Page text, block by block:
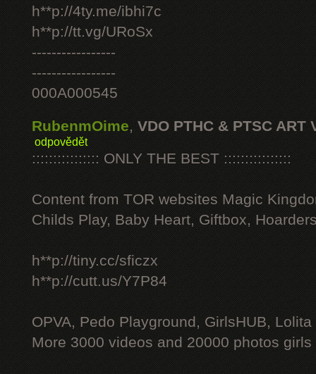
h**p://4ty.me/ibhi7c
h**p://tt.vg/URoSx
-----------------
-----------------
000A000545
RubenmOime, VDO PTHC & PTSC ART
odpovědět
:::::::::::::::: ONLY THE BEST ::::::::::::::::
Content from TOR websites Magic
Childs Play, Baby Heart, Giftbox,
h**p://tiny.cc/sficzx
h**p://cutt.us/Y7P84
OPVA, Pedo Playground, GirlsHUB, Lolita
More 3000 videos and 20000 photos